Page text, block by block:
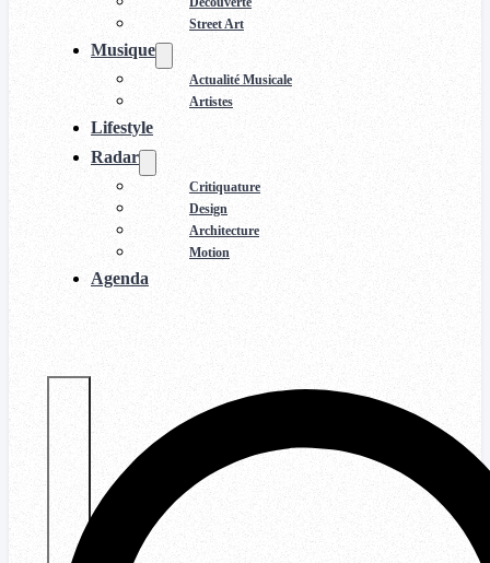
Street Art
Musique
Actualité Musicale
Artistes
Lifestyle
Radar
Critiquature
Design
Architecture
Motion
Agenda